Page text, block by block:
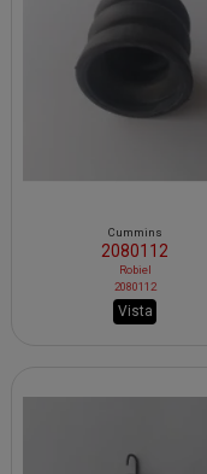
Cummins
2080112
Robiel
2080112
Vista